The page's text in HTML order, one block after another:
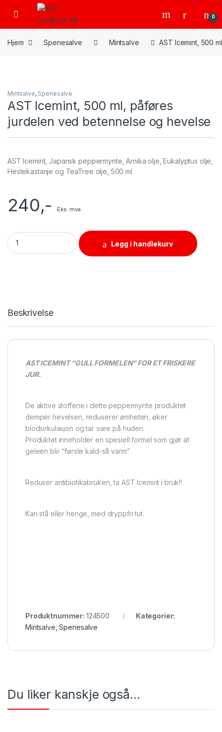
Skip to navigation
Skip to content
Open 0
Hjem Spenesalve Mintsalve AST Icemint, 500
Mintsalve, Spenesalve
AST Icemint, 500 ml, påføres
jurdelen ved betennelse og hevelse
AST Icemint, Japansk peppermynte, Arnika olje, Eukalyptus olje,
Hestekastanje og TeaTree olje, 500 ml
240,- Eks. mva
AST Icemint, 500 ml, påføres jurdelen ved betennelse og
Legg i handlekurv
Beskrivelse
AST ICEMINT “GULL FORMELEN” FOR ET FRISKERE
JUR.
De aktive stoffene i dette peppermynte produktet
demper hevelsen, reduserer ømheten, øker
blodsirkulasjon og tar vare på huden.
Produktet inneholder en spesiell formel som gjør at
geleen blir “første kald-så varm”.
Reduser antibiotikabruken, ta AST Icemint i bruk!!
Kan stå eller henge, med dryppfri tut.
Produktnummer: 124500
Kategorier:
Mintsalve ,Spenesalve
Du liker kanskje også…